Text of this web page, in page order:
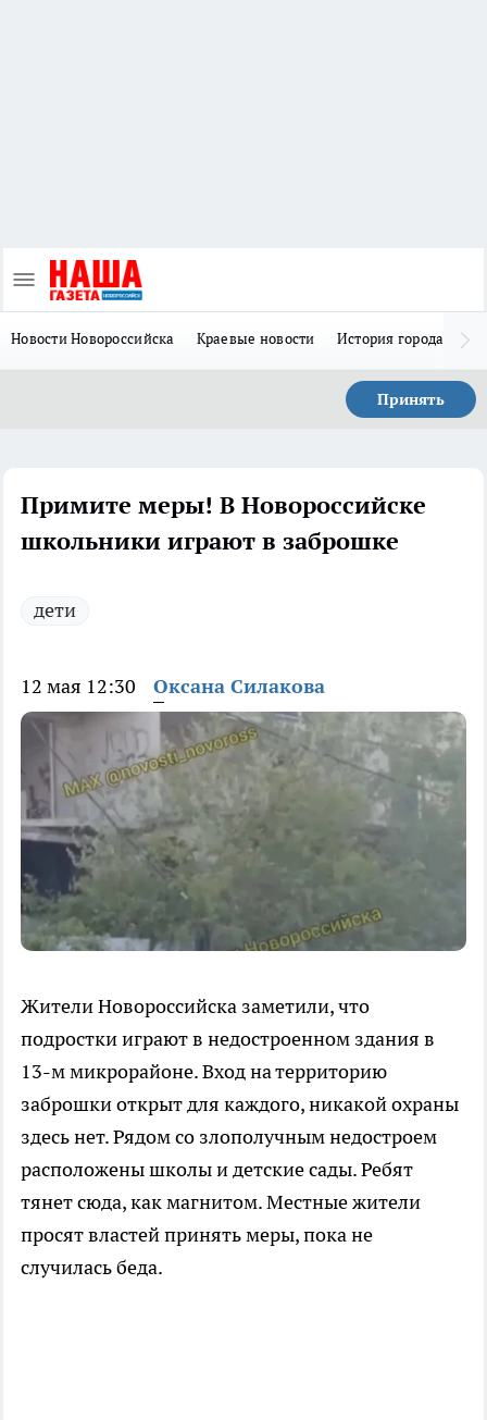
Новости Новороссийска Краевые новости История города Н
Принять
Примите меры! В Новороссийске
школьники играют в заброшке
дети
12 мая 12:30 Оксана Силакова
Жители Новороссийска заметили, что
подростки играют в недостроенном здания в
13-м микрорайоне. Вход на территорию
заброшки открыт для каждого, никакой охраны
здесь нет. Рядом со злополучным недостроем
расположены школы и детские сады. Ребят
тянет сюда, как магнитом. Местные жители
просят властей принять меры, пока не
случилась беда.